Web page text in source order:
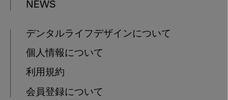
NEWS
デンタルライフデザインについて
個人情報について
利用規約
会員登録について